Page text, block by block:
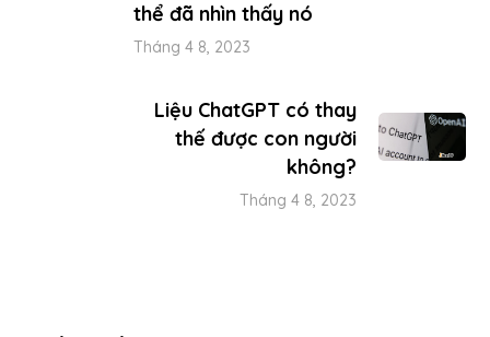
thể đã nhìn thấy nó
Tháng 4 8, 2023
Liệu ChatGPT có thay
thế được con người
không?
Tháng 4 8, 2023